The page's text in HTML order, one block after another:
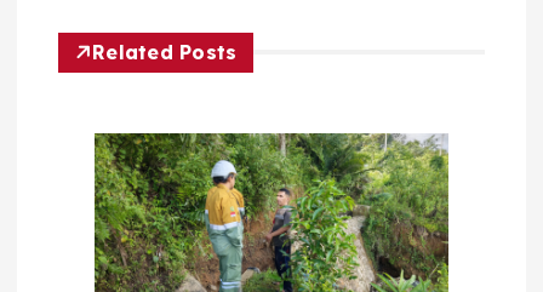
Related Posts